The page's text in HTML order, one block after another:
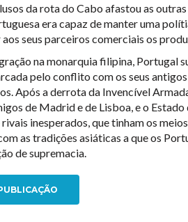
da rota do Cabo afastou as
era capaz de manter uma
seus parceiros comerciais os
na monarquia filipina, Portugal
pelo conflito com os seus
Após a derrota da Invencível
de Madrid e de Lisboa, e o
inesperados, que tinham os
as tradições asiáticas a que os
de supremacia.